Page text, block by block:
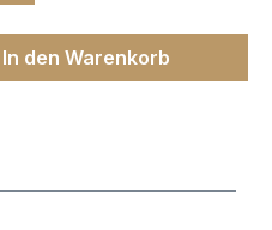
In den Warenkorb